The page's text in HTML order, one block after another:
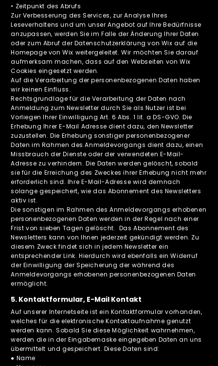
• Zeitpunkt des Abrufs
Zur Verbesserung des Services, zur Analyse Ihres
Leseverhaltens und um unser Angebot auf Ihre Bedürfnisse
anzupassen, werden Sie im Falle der Änderung Ihrer Daten
oder zum Abruf der Datenschutzerklärung von Wix auf die
Homepage von Wix weitergeleitet. Wir möchten Sie darauf
aufmerksam machen, dass auf den Webseiten von Wix
Cookies eingesetzt werden.
Auf die Verarbeitung der personenbezogenen Daten haben
wir keinen Einfluss.
Rechtsgrundlage für die Verarbeitung der Daten nach
Anmeldung zum Newsletter durch Sie als Nutzer ist bei
Vorliegen Ihrer Einwilligung Art. 6 Abs. 1 lit. a DS-GVO. Die
Erhebung Ihrer E-Mail Adresse dient dazu, den Newsletter
zuzustellen. Die Erhebung sonstiger personenbezogener
Daten im Rahmen des Anmeldevorgangs dient dazu, einen
Missbrauch der Dienste oder der verwendeten E-Mail-
Adresse zu verhindern. Die Daten werden gelöscht, sobald
sie für die Erreichung des Zweckes ihrer Erhebung nicht mehr
erforderlich sind. Ihre E-Mail-Adresse wird demnach
solange gespeichert, wie das Abonnement des Newsletters
aktiv ist.
Die sonstigen im Rahmen des Anmeldevorgangs erhobenen
personenbezogenen Daten werden in der Regel nach einer
Frist von sieben Tagen gelöscht. Das Abonnement des
Newsletters kann von Ihnen jederzeit gekündigt werden. Zu
diesem Zweck findet sich in jedem Newsletter ein
entsprechender Link. Hierdurch wird ebenfalls ein Widerruf
der Einwilligung der Speicherung der während des
Anmeldevorgangs erhobenen personenbezogenen Daten
ermöglicht.
5. Kontaktformular, E-Mail Kontakt
Auf unserer Internetseite ist ein Kontaktformular vorhanden,
welches für die elektronische Kontaktaufnahme genutzt
werden kann. Sobald Sie diese Möglichkeit wahrnehmen,
werden die in der Eingabemaske eingegeben Daten an uns
übermittelt und gespeichert. Diese Daten sind:
● Name